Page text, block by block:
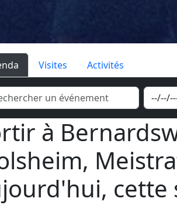
Visites Activités
à
cette